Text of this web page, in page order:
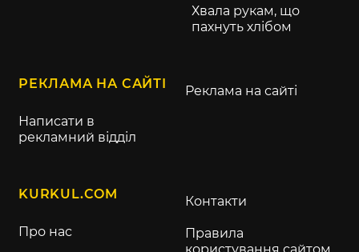
Хвала рукам, що
пахнуть хлібом
РЕКЛАМА НА САЙТІ
Написати в
рекламний відділ
Реклама на сайті
KURKUL.COM
Про нас
Контакти
Правила